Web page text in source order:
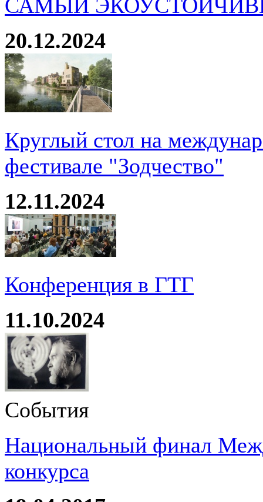
САМЫЙ
20.12.2024
Круглый стол на
фестивале "Зодчество"
12.11.2024
Конференция в ГТГ
11.10.2024
События
Национальный финал
конкурса